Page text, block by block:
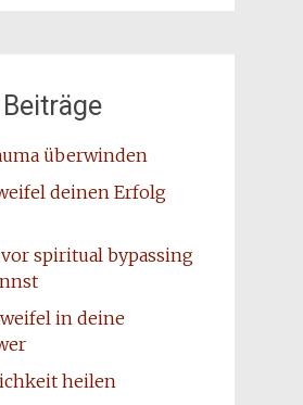
überwinden
deinen Erfolg
spiritual bypassing
in deine
heilen